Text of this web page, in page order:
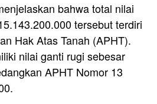
bahwa total nilai
tersebut terdiri
Hak Atas Tanah (APHT).
nilai ganti rugi sebesar
APHT Nomor 13